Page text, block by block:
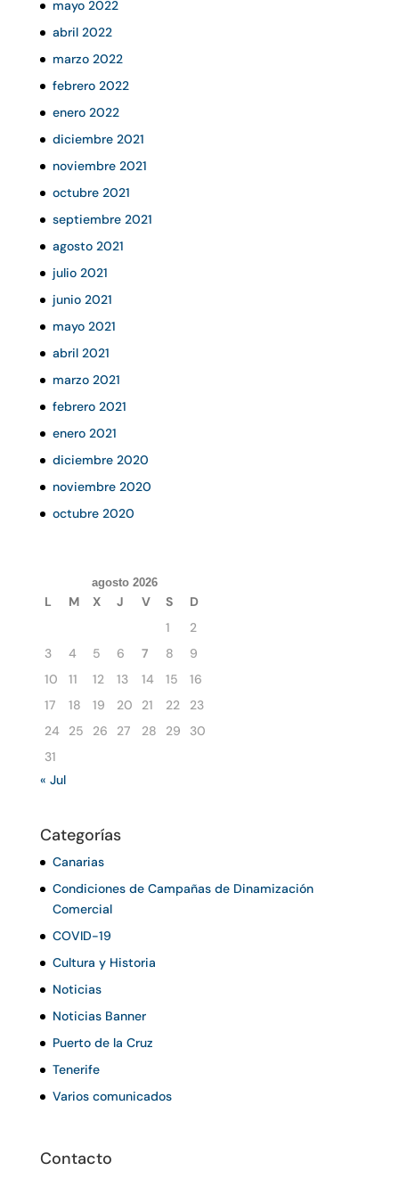
mayo 2022
abril 2022
marzo 2022
febrero 2022
enero 2022
diciembre 2021
noviembre 2021
octubre 2021
septiembre 2021
agosto 2021
julio 2021
junio 2021
mayo 2021
abril 2021
marzo 2021
febrero 2021
enero 2021
diciembre 2020
noviembre 2020
octubre 2020
agosto 2026
L M X J V S
D
1
2
3
4 5 6 7 8
9
10
11 12 13 14 15
16
17
18 19 20 21 22
23
24
25 26 27 28 29
30
31
« Jul
Categorías
Canarias
Condiciones de Campañas de Dinamización
Comercial
COVID-19
Cultura y Historia
Noticias
Noticias Banner
Puerto de la Cruz
Tenerife
Varios comunicados
Contacto